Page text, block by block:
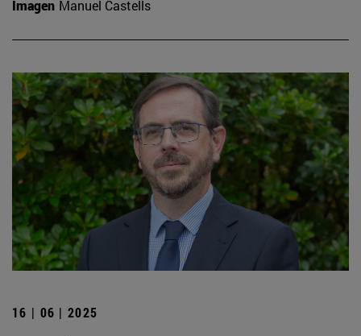
Imagen Manuel Castells
16 | 06 | 2025